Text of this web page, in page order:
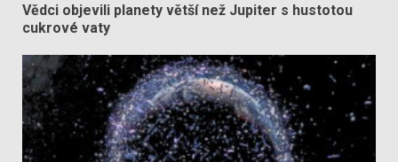
Vědci objevili planety větší než Jupiter s hustotou
cukrové vaty